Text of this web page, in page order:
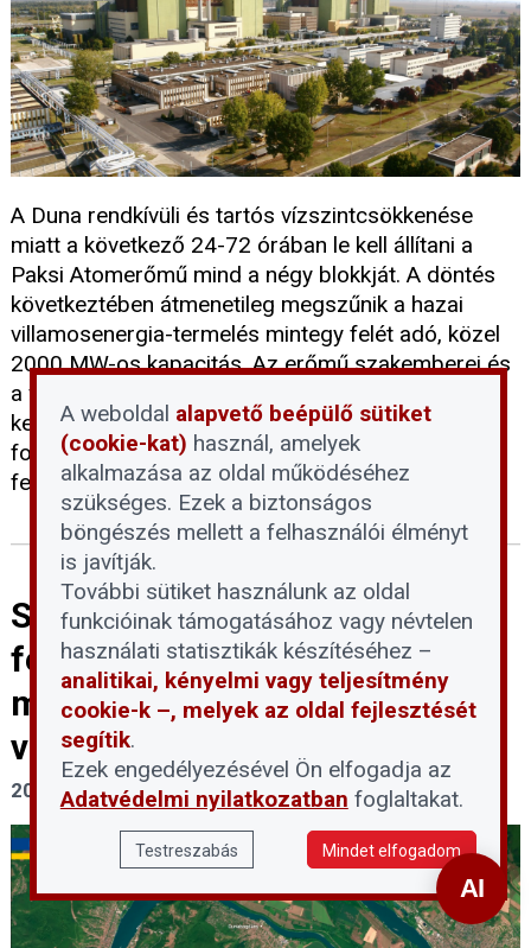
A Duna rendkívüli és tartós vízszintcsökkenése
miatt a következő 24-72 órában le kell állítani a
Paksi Atomerőmű mind a négy blokkját. A döntés
következtében átmenetileg megszűnik a hazai
villamosenergia-termelés mintegy felét adó, közel
2000 MW-os kapacitás. Az erőmű szakemberei és
a vízügyi hatóságok felkészültek a helyzet
kezelésére: az álló blokkok biztonsági hűtése
folyamatosan biztosított, a lakosságot pedig
felelős és takarékos áramhasználatra kérik.
Szigorúan tilos belépni a Duna
felszínre került
mederszakaszaiba a
vízbázisvédelmi területeken
2026. július 30.
A weboldal alapvető beépülő sütiket
(cookie-kat) használ, amelyek
alkalmazása az oldal működéséhez
szükséges. Ezek a biztonságos
böngészés mellett a felhasználói élményt
is javítják.
További sütiket használunk az oldal
funkcióinak támogatásához vagy névtelen
használati statisztikák készítéséhez –
analitikai, kényelmi vagy teljesítmény
cookie-k –, melyek az oldal fejlesztését
segítik.
Ezek engedélyezésével Ön elfogadja az
Adatvédelmi nyilatkozatban foglaltakat.
Testreszabás Mindet elfogadom